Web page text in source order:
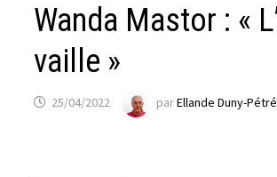
Wanda Mastor : «
vaille »
25/04/2022 parEllande Duny-Pétré